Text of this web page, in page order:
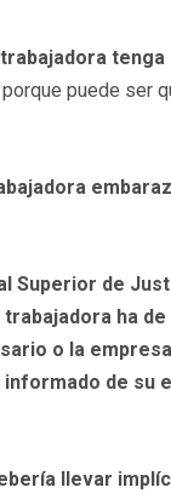
puede ser
Superior de
trabajadora ha
o la
informado de su
llevar